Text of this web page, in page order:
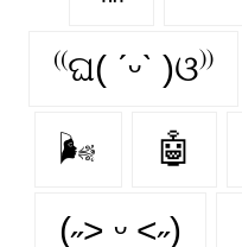
⁽⁽ଘ( ˊᵕˋ )ଓ⁾⁾
🌬 🤖
(˶˃ ᵕ ˂˶)